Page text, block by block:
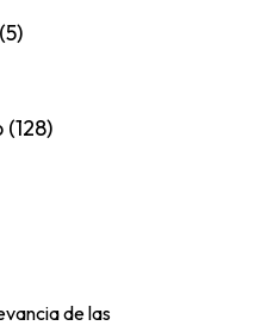
(5)
(128)
de las